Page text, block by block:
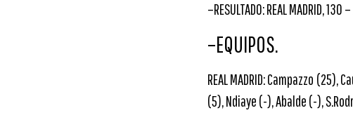
–RESULTADO: REAL MADRID,
–EQUIPOS.
REAL MADRID: Campazzo
(5), Ndiaye (-), Abalde (-),